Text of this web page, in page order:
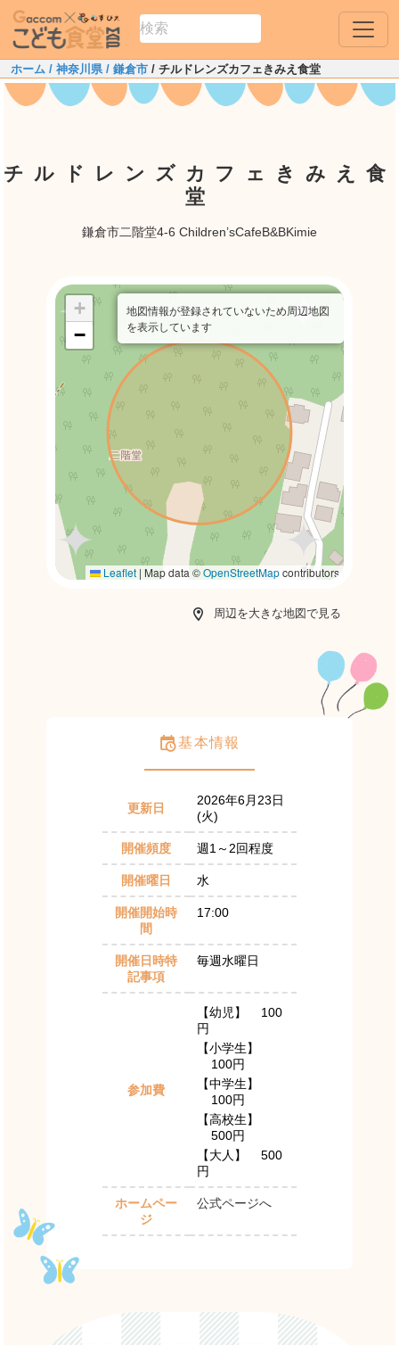
ホーム / 神奈川県/ 鎌倉市 / チルドレンズカフェきみえ食堂
チルドレンズカフェきみえ食
堂
鎌倉市二階堂4-6 Children’sCafeB&BKimie
+
−
Leaflet | Map data ©OpenStreetMapcontributors
地図情報が登録されていないため周辺地図
を表示しています
周辺を大きな地図で見る
基本情報
更新日
2026年6月23日
(火)
開催頻度 週1～2回程度
開催曜日 水
開催開始時
間
17:00
開催日時特
記事項
毎週水曜日
参加費
【幼児】
100
円
【小学生】
100円
【中学生】
100円
【高校生】
500円
【大人】
500
円
ホームペー
ジ
公式ページへ